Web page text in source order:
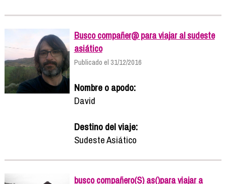
Busco compañer@ para viajar al sudeste
asiático
Publicado el 31/12/2016
Nombre o apodo:
David
Destino del viaje:
Sudeste Asiático
busco compañero(S) as()para viajar a